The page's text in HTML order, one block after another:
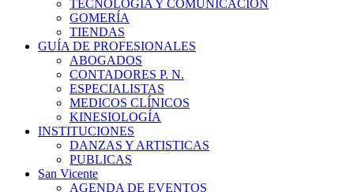
TECNOLOGÍA Y COMUNICACIÓN
GOMERÍA
TIENDAS
GUÍA DE PROFESIONALES
ABOGADOS
CONTADORES P. N.
ESPECIALISTAS
MEDICOS CLÍNICOS
KINESIOLOGÍA
INSTITUCIONES
DANZAS Y ARTISTICAS
PUBLICAS
San Vicente
AGENDA DE EVENTOS